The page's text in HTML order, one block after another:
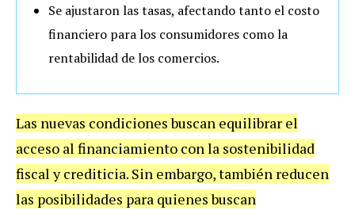
Se ajustaron las tasas, afectando tanto el costo
financiero para los consumidores como la
rentabilidad de los comercios.
Las nuevas condiciones buscan equilibrar el
acceso al financiamiento con la sostenibilidad
fiscal y crediticia. Sin embargo, también reducen
las posibilidades para quienes buscan